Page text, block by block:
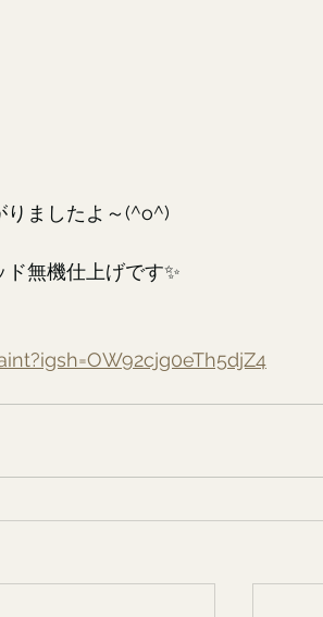
りましたよ～(^o^)
無機仕上げです✨